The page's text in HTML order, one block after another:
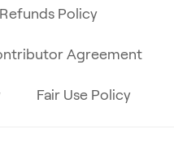
Policy
Agreement
Fair Use Policy